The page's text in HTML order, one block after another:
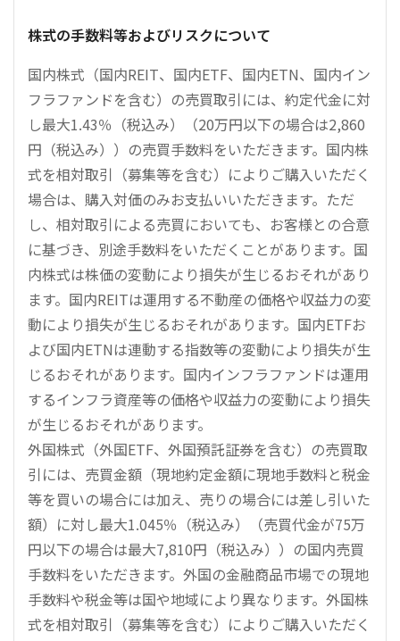
株式の手数料等およびリスクについて
国内株式（国内REIT、国内ETF、国内ETN、国内イン
フラファンドを含む）の売買取引には、約定代金に対
し最大1.43％（税込み）（20万円以下の場合は2,860
円（税込み））の売買手数料をいただきます。国内株
式を相対取引（募集等を含む）によりご購入いただく
場合は、購入対価のみお支払いいただきます。ただ
し、相対取引による売買においても、お客様との合意
に基づき、別途手数料をいただくことがあります。国
内株式は株価の変動により損失が生じるおそれがあり
ます。国内REITは運用する不動産の価格や収益力の変
動により損失が生じるおそれがあります。国内ETFお
よび国内ETNは連動する指数等の変動により損失が生
じるおそれがあります。国内インフラファンドは運用
するインフラ資産等の価格や収益力の変動により損失
が生じるおそれがあります。
外国株式（外国ETF、外国預託証券を含む）の売買取
引には、売買金額（現地約定金額に現地手数料と税金
等を買いの場合には加え、売りの場合には差し引いた
額）に対し最大1.045％（税込み）（売買代金が75万
円以下の場合は最大7,810円（税込み））の国内売買
手数料をいただきます。外国の金融商品市場での現地
手数料や税金等は国や地域により異なります。外国株
式を相対取引（募集等を含む）によりご購入いただく